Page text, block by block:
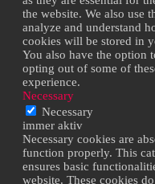
the website. We also use
analyze and understand
cookies will be stored in
You also have the option
opting out of some of
experience.
Necessary
Necessary
immer aktiv
Necessary cookies are
function properly. This
ensures basic
website. These cookies